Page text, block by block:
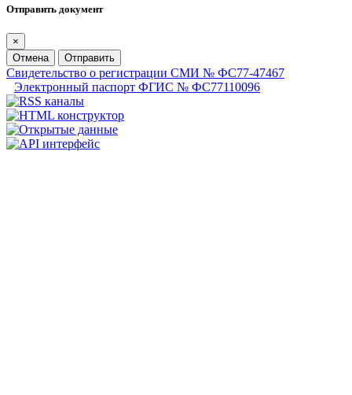
Отправить документ
×
Отмена
Отправить
Свидетельство о регистрации СМИ № ФС77-47467
Электронный паспорт ФГИС № ФС77110096